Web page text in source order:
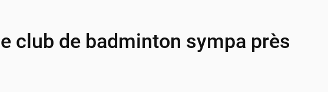
club de badminton sympa près